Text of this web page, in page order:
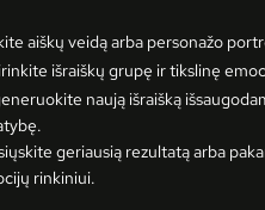
aiškų veidą arba personažo
išraiškų grupę ir tikslinę
naują išraišką
geriausią rezultatą arba
rinkiniui.